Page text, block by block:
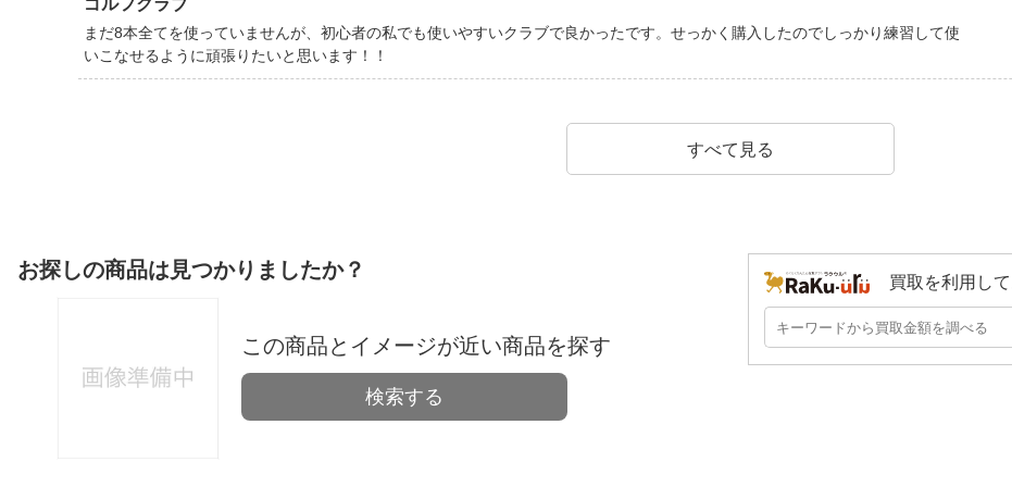
ゴルフクラブ
まだ8本全てを使っていませんが、初心者の私でも使いやすいクラブで良かったです。せっかく購入したのでしっかり練習して使
いこなせるように頑張りたいと思います！！
すべて見る
お探しの商品は見つかりましたか？
この商品とイメージが近い商品を探す
検索する
買取を利用し